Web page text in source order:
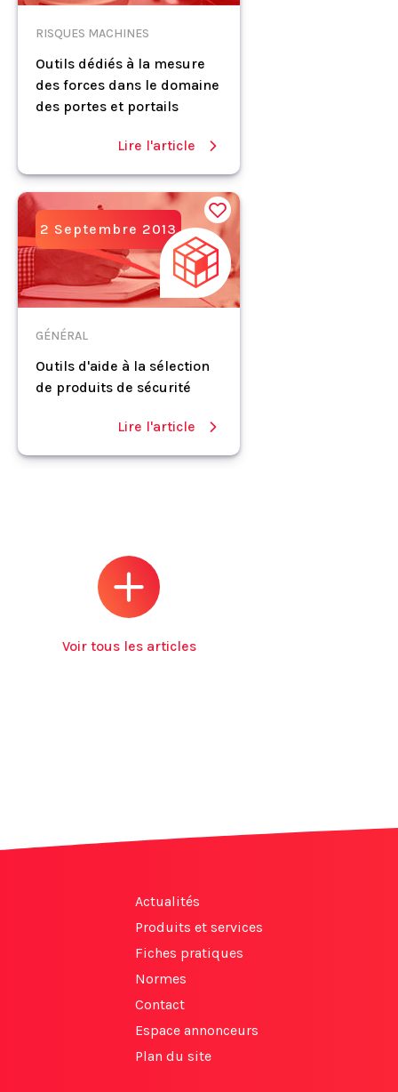
RISQUES MACHINES
Outils dédiés à la mesure
des forces dans le domaine
des portes et portails
Lire l'article
2 Septembre 2013
GÉNÉRAL
Outils d'aide à la sélection
de produits de sécurité
Lire l'article
Voir tous les articles
Actualités
Produits et services
Fiches pratiques
Normes
Contact
Espace annonceurs
Plan du site